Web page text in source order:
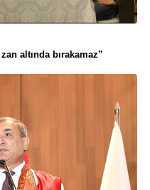
altında bırakamaz”